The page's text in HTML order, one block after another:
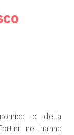
e della
ne hanno